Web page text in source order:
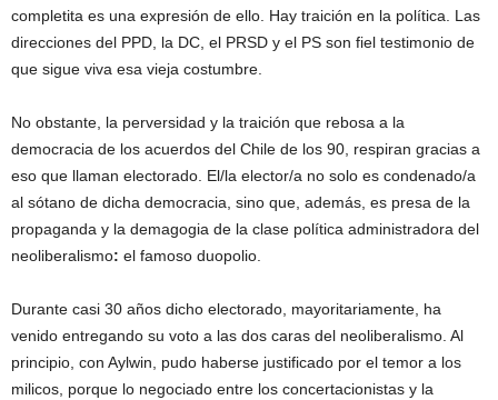
completita es una expresión de ello. Hay traición en la política. Las
direcciones del PPD, la DC, el PRSD y el PS son fiel testimonio de
que sigue viva esa vieja costumbre.
No obstante, la perversidad y la traición que rebosa a la
democracia de los acuerdos del Chile de los 90, respiran gracias a
eso que llaman electorado. El/la elector/a no solo es condenado/a
al sótano de dicha democracia, sino que, además, es presa de la
propaganda y la demagogia de la clase política administradora del
neoliberalismo: el famoso duopolio.
Durante casi 30 años dicho electorado, mayoritariamente, ha
venido entregando su voto a las dos caras del neoliberalismo. Al
principio, con Aylwin, pudo haberse justificado por el temor a los
milicos, porque lo negociado entre los concertacionistas y la